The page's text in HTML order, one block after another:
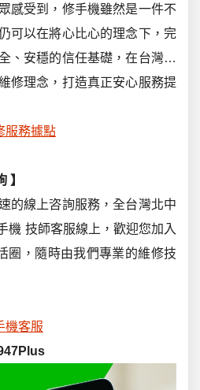
感受到，修手機雖然是一件不
可以在將心比心的理念下，完
、安穩的信任基礎，在台灣…
修理念，打造真正安心服務提
服務據點
】
的線上咨詢服務，全台灣北中
機 技師客服線上，歡迎您加入
圈，隨時由我們專業的維修技
機客服